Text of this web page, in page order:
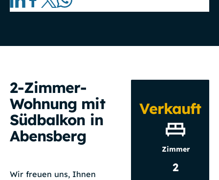
2-Zimmer-
Wohnung mit
Südbalkon in
Abensberg
Wir freuen uns, Ihnen
Verkauft
Zimmer
2